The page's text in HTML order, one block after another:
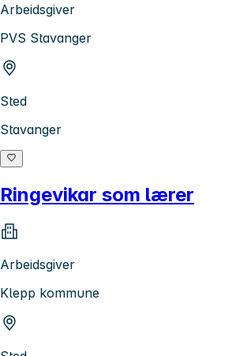
Arbeidsgiver
PVS Stavanger
Sted
Stavanger
Ringevikar som lærer
Arbeidsgiver
Klepp kommune